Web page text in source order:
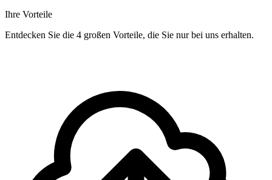
Ihre Vorteile
Entdecken Sie die 4 großen Vorteile, die Sie nur bei uns erhalten.